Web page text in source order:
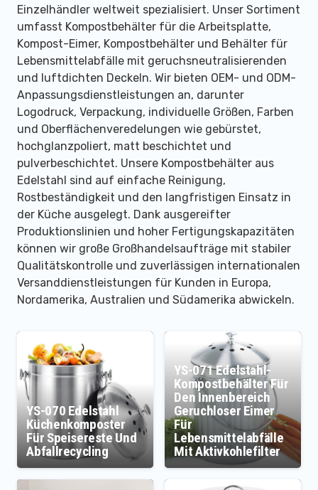
Einzelhändler weltweit spezialisiert. Unser Sortiment
umfasst Kompostbehälter für die Arbeitsplatte,
Kompost-Eimer, Kompostbehälter und Behälter für
Lebensmittelabfälle mit geruchsneutralisierenden
und luftdichten Deckeln. Wir bieten OEM- und ODM-
Anpassungsdienstleistungen an, darunter
Logodruck, Verpackung, individuelle Größen, Farben
und Oberflächenveredelungen wie gebürstet,
hochglanzpoliert, matt beschichtet und
pulverbeschichtet. Unsere Kompostbehälter aus
Edelstahl sind auf einfache Reinigung,
Rostbeständigkeit und den langfristigen Einsatz in
der Küche ausgelegt. Dank ausgereifter
Produktionslinien und hoher Fertigungskapazitäten
können wir große Großhandelsaufträge mit stabiler
Qualitätskontrolle und zuverlässigen internationalen
Versanddienstleistungen für Kunden in Europa,
Nordamerika, Australien und Südamerika abwickeln.
YS-070 Edelstahl
Küchenkomposter
Für Speisereste Und
Abfallrecycling
YS-071 Edelstahl-
Kompostbehälter Für
Den Innenbereich
Geruchloser Eimer
Für
Lebensmittelabfälle
Mit Aktivkohlefilter